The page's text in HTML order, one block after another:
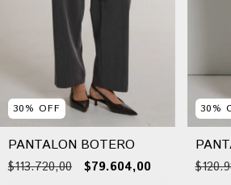
30% OFF
PANTALON BOTERO
$113.720,00 $79.604,00
30%